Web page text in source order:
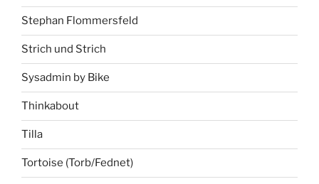
Stephan Flommersfeld
Strich und Strich
Sysadmin by Bike
Thinkabout
Tilla
Tortoise (Torb/Fednet)